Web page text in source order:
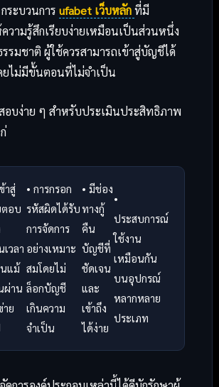
กระบวนการufabet เว็บหลัก ที่มี
วามรู้สึกเรียบง่ายเหมือนเป็นส่วนหนึ่ง
รมชาติ ผู้ใช้ควรสามารถเข้าสู่บัญชีได้
ยไม่มีขั้นตอนที่ไม่จำเป็น
อบง่าย ๆ สำหรับประเมินประสิทธิภาพ
าสู่
อบ
เวลา
แม้
ผ่าน
าย
• การกรอก
รหัสผิดได้รับ
การจัดการ
อย่างเหมาะ
สมโดยไม่
ล็อกบัญชี
เกินความ
จำเป็น
• มีช่อง
ทางกู้
คืน
บัญชีที่
ชัดเจน
และ
เข้าถึง
ได้ง่าย
•
ประสบการณ์
ใช้งาน
เหมือนกัน
บนอุปกรณ์
หลากหลาย
ประเภท